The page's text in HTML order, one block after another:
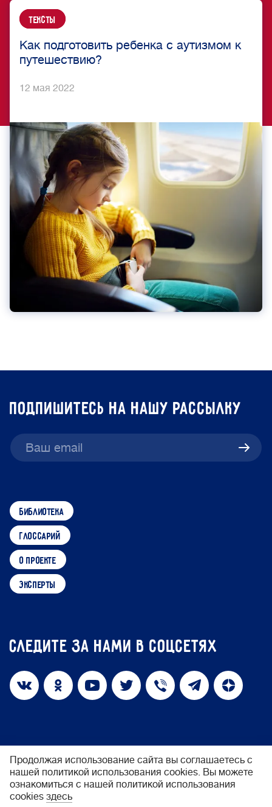
Тексты
Как подготовить ребенка с аутизмом к
путешествию?
12 мая 2022
подпишитесь на нашу рассылку
библиотека
глоссарий
о проекте
эксперты
Следите за нами в соцсетях
политика конфиденциальности
Продолжая использование сайта вы соглашаетесь с
нашей политикой использования cookies. Вы можете
ознакомиться с нашей политикой использования
cookies здесь